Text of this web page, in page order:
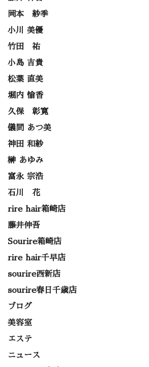
岡本 紗季
小川 美優
竹田 祐
小島 吉貴
松葉 直美
堀内 愉香
久保 彰寛
儀間 あつ美
神田 和紗
榊 あゆみ
富永 宗浩
石川 花
rire hair箱崎店
藤井伸吾
Sourire箱崎店
rire hair千早店
sourire西新店
sourire春日千歳店
ブログ
美容室
エステ
ニュース